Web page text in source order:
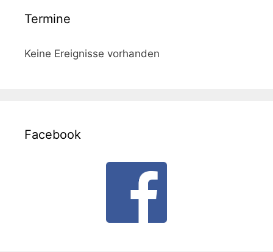
Termine
Keine Ereignisse vorhanden
Facebook